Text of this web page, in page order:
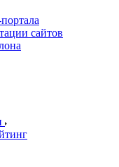
сайтов